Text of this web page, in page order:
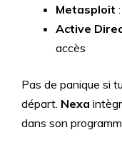
Metasploit
Active
accès
Pas de panique si
départ. Nexa
dans son